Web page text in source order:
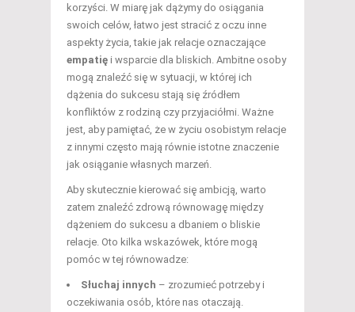
korzyści. W miarę jak dążymy do osiągania
swoich celów, łatwo jest stracić z oczu inne
aspekty życia, takie jak relacje oznaczające
empatię i wsparcie dla bliskich. Ambitne osoby
mogą znaleźć się w sytuacji, w której ich
dążenia do sukcesu stają się źródłem
konfliktów z rodziną czy przyjaciółmi. Ważne
jest, aby pamiętać, że w życiu osobistym relacje
z innymi często mają równie istotne znaczenie
jak osiąganie własnych marzeń.
Aby skutecznie kierować się ambicją, warto
zatem znaleźć zdrową równowagę między
dążeniem do sukcesu a dbaniem o bliskie
relacje. Oto kilka wskazówek, które mogą
pomóc w tej równowadze:
Słuchaj innych – zrozumieć potrzeby i
oczekiwania osób, które nas otaczają.